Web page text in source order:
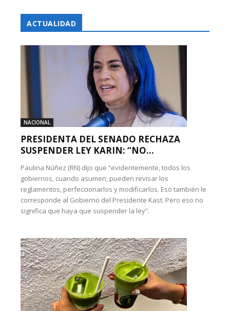
ACTUALIDAD
NACIONAL
PRESIDENTA DEL SENADO RECHAZA
SUSPENDER LEY KARIN: “NO...
Paulina Núñez (RN) dijo que “evidentemente, todos los
gobiernos, cuando asumen, pueden revisar los
reglamentos, perfeccionarlos y modificarlos. Eso también le
corresponde al Gobierno del Presidente Kast. Pero eso no
significa que haya que suspender la ley”.